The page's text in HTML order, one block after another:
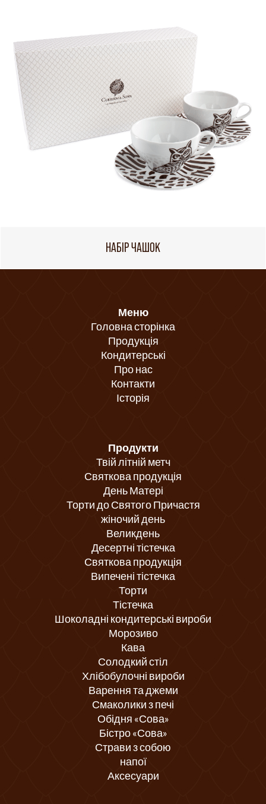
НАБІР ЧАШОК
Меню
Головна сторінка
Продукція
Кондитерські
Про нас
Контакти
Історія
Продукти
Твій літній метч
Святкова продукція
День Матері
Торти до Святого Причастя
жіночий день
Великдень
Десертні тістечка
Святкова продукція
Випечені тістечка
Торти
Тістечка
Шоколадні кондитерські вироби
Морозиво
Кава
Солодкий стіл
Хлібобулочні вироби
Варення та джеми
Смаколики з печі
Обідня «Сова»
Бістро «Сова»
Страви з собою
напої
Аксесуари